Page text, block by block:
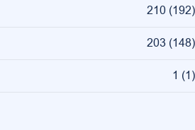
210 (192)
203 (148)
1 (1)